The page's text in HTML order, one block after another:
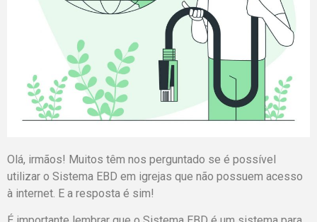
Olá, irmãos! Muitos têm nos perguntado se é possível
utilizar o Sistema EBD em igrejas que não possuem acesso
à internet. E a resposta é sim!